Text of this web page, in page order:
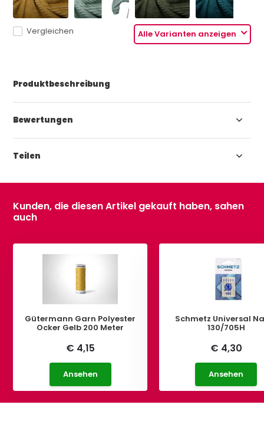
Alle Varianten anzeigen
Vergleichen
Produktbeschreibung
Bewertungen
Teilen
Kunden, die diesen Artikel gekauft haben, sahen
auch
Gütermann Garn Polyester
Ocker Gelb 200 Meter
€ 4,15
Ansehen
Schmetz Universal Nadel
130/705H
€ 4,30
Ansehen